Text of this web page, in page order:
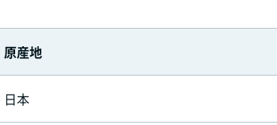
原産地
日本